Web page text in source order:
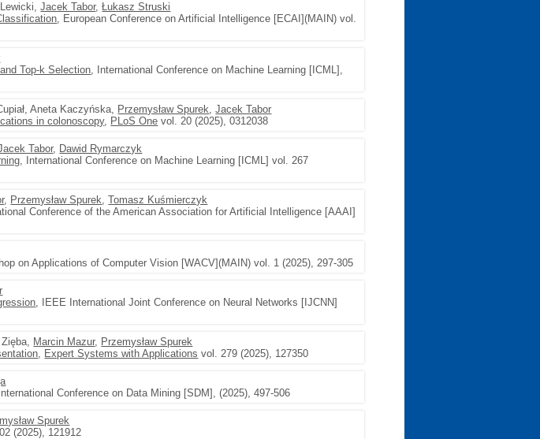
Jacek Tabor,Łukasz Struski
, European Conference on Artificial Intelligence [ECAI](MAIN) vol.
Top-k Selection, International Conference on Machine Learning [ICML],
Aneta Kaczyńska, Przemysław Spurek,Jacek Tabor
in colonoscopy, PLoS One vol. 20 (2025), 0312038
Tabor, Dawid Rymarczyk
, International Conference on Machine Learning [ICML] vol. 267
, Przemysław Spurek,Tomasz Kuśmierczyk
Conference of the American Association for Artificial Intelligence [AAAI]
on Applications of Computer Vision [WACV](MAIN) vol. 1 (2025), 297-305
, IEEE International Joint Conference on Neural Networks [IJCNN]
Marcin Mazur, Przemysław Spurek
, Expert Systems with Applications vol. 279 (2025), 127350
Conference on Data Mining [SDM], (2025), 497-506
Spurek
(2025), 121912